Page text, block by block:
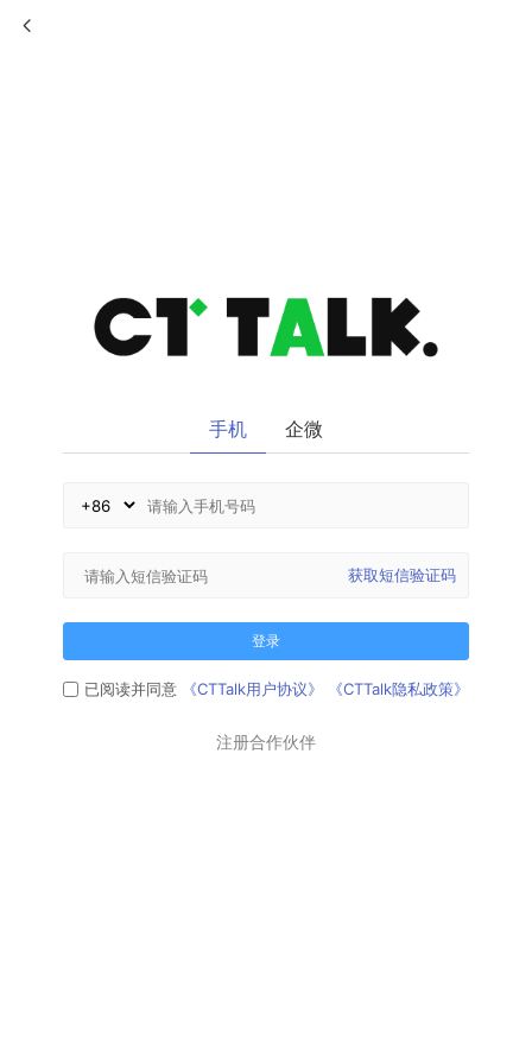
手机 企微
获取短信验证码
登录
已阅读并同意 《CTTalk用户协议》 《CTTalk隐私政策》
注册合作伙伴